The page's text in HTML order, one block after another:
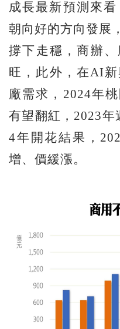
成長最新預測來
朝向好的方向發展
撐下走穩，商辦
旺，此外，在AI
廠需求，2024年
有望翻紅，2023年
4年開花結果，
增、價緩漲。